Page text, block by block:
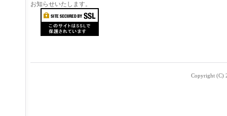
お知らせいたします。
Copyright (C)